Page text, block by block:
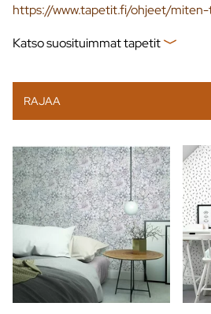
https://www.tapetit.fi/ohjeet/
Katso suosituimmat tapetit
RAJAA